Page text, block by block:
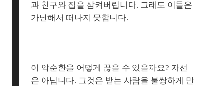
과 친구와 집을 삼켜버립니다. 그래도 이들은
가난해서 떠나지 못합니다.
이 악순환을 어떻게 끊을 수 있을까요? 자선
은 아닙니다. 그것은 받는 사람을 불쌍하게 만